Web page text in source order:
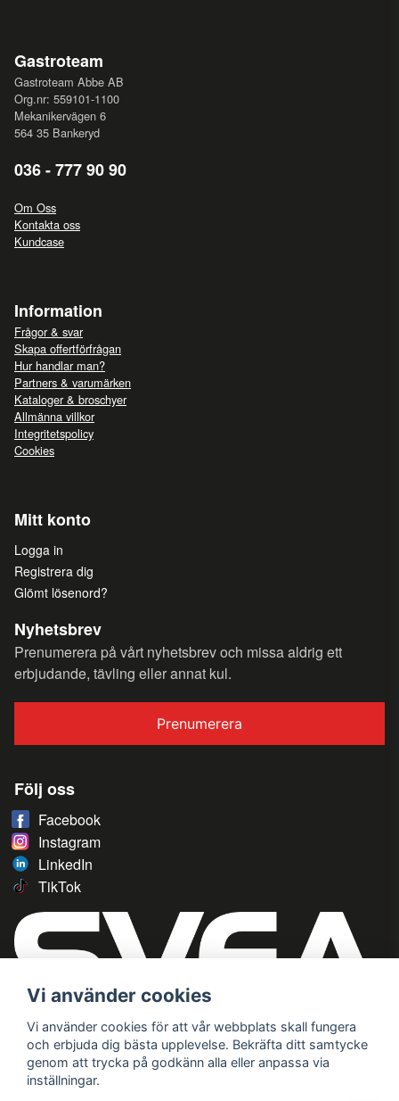
Gastroteam
Gastroteam Abbe AB
Org.nr: 559101-1100
Mekanikervägen 6
564 35 Bankeryd
036 - 777 90 90
Om Oss
Kontakta oss
Kundcase
Information
Frågor & svar
Skapa offertförfrågan
Hur handlar man?
Partners & varumärken
Kataloger & broschyer
Allmänna villkor
Integritetspolicy
Cookies
Mitt konto
Logga in
Registrera dig
Glömt lösenord?
Nyhetsbrev
Prenumerera på vårt nyhetsbrev och missa aldrig ett
erbjudande, tävling eller annat kul.
Prenumerera
Följ oss
Facebook
Instagram
LinkedIn
TikTok
Vi använder cookies
Vi använder cookies för att vår webbplats skall fungera
och erbjuda dig bästa upplevelse. Bekräfta ditt samtycke
genom att trycka på godkänn alla eller anpassa via
inställningar.